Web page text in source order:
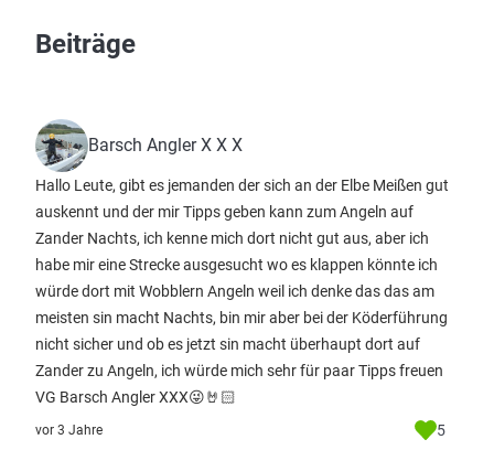
Beiträge
Barsch Angler X X X
Hallo Leute, gibt es jemanden der sich an der Elbe Meißen gut
auskennt und der mir Tipps geben kann zum Angeln auf
Zander Nachts, ich kenne mich dort nicht gut aus, aber ich
habe mir eine Strecke ausgesucht wo es klappen könnte ich
würde dort mit Wobblern Angeln weil ich denke das das am
meisten sin macht Nachts, bin mir aber bei der Köderführung
nicht sicher und ob es jetzt sin macht überhaupt dort auf
Zander zu Angeln, ich würde mich sehr für paar Tipps freuen
VG Barsch Angler XXX😜🤘🏻
vor 3 Jahre 5